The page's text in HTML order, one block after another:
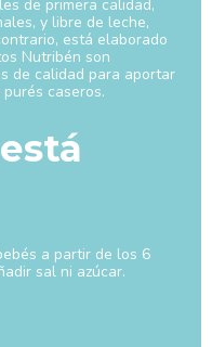
de primera calidad,
y libre de leche,
está elaborado
Nutribén son
de calidad para aportar
caseros.
a partir de los 6
sal ni azúcar.